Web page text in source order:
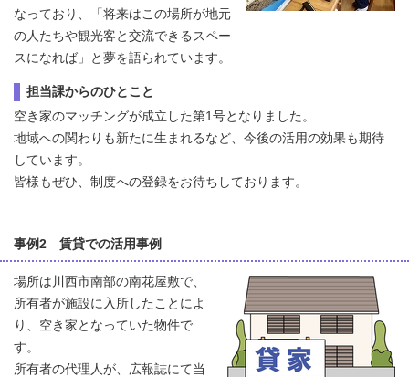
なっており、「将来はこの場所が地元
の人たちや観光客と交流できるスペー
スになれば」と夢を語られています。
担当課からのひとこと
空き家のマッチングが成立した第1号となりました。
地域への関わりも新たに生まれるなど、今後の活用の効果も期待
しています。
皆様もぜひ、制度への登録をお待ちしております。
事例2 賃貸での活用事例
場所は川西市南部の南花屋敷で、
所有者が施設に入所したことによ
り、空き家となっていた物件で
す。
所有者の代理人が、広報誌にて当